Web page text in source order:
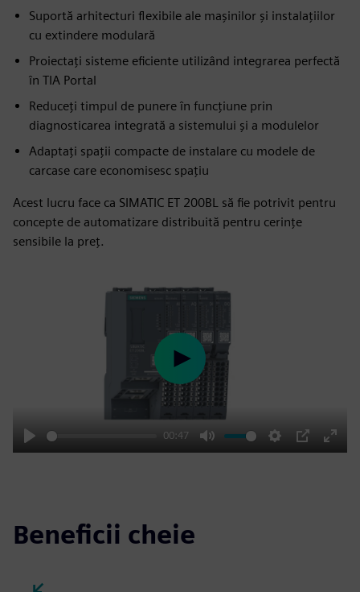
Suportă arhitecturi flexibile ale mașinilor și instalațiilor
cu extindere modulară
Proiectați sisteme eficiente utilizând integrarea perfectă
în TIA Portal
Reduceți timpul de punere în funcțiune prin
diagnosticarea integrată a sistemului și a modulelor
Adaptați spații compacte de instalare cu modele de
carcase care economisesc spațiu
Acest lucru face ca SIMATIC ET 200BL să fie potrivit pentru
concepte de automatizare distribuită pentru cerințe
sensibile la preț.
Play
00:47
Mute Settings
PIP
Enter
Play
Beneficii cheie